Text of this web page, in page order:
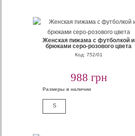
Женская пижама с футболкой и
брюками серо-розового цвета
Код: 752/01
988 грн
Размеры в наличии
S